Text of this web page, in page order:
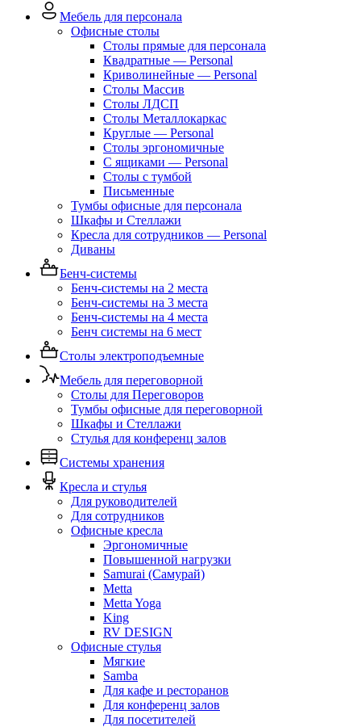
Мебель для персонала
Офисные столы
Столы прямые для персонала
Квадратные — Personal
Криволинейные — Personal
Столы Массив
Столы ЛДСП
Столы Металлокаркас
Круглые — Personal
Столы эргономичные
С ящиками — Personal
Столы с тумбой
Письменные
Тумбы офисные для персонала
Шкафы и Стеллажи
Кресла для сотрудников — Personal
Диваны
Бенч-системы
Бенч-системы на 2 места
Бенч-системы на 3 места
Бенч-системы на 4 места
Бенч системы на 6 мест
Столы электроподъемные
Мебель для переговорной
Столы для Переговоров
Тумбы офисные для переговорной
Шкафы и Стеллажи
Стулья для конференц залов
Системы хранения
Кресла и стулья
Для руководителей
Для сотрудников
Офисные кресла
Эргономичные
Повышенной нагрузки
Samurai (Самурай)
Metta
Metta Yoga
King
RV DESIGN
Офисные стулья
Мягкие
Samba
Для кафе и ресторанов
Для конференц залов
Для посетителей